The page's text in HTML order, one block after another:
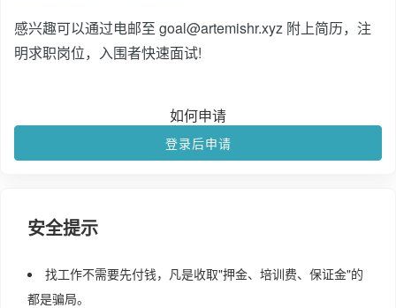
感兴趣可以通过电邮至 goal@artemishr.xyz 附上简历，注
明求职岗位，入围者快速面试!
如何申请
登录后申请
安全提示
找工作不需要先付钱，凡是收取"押金、培训费、保证金"的
都是骗局。